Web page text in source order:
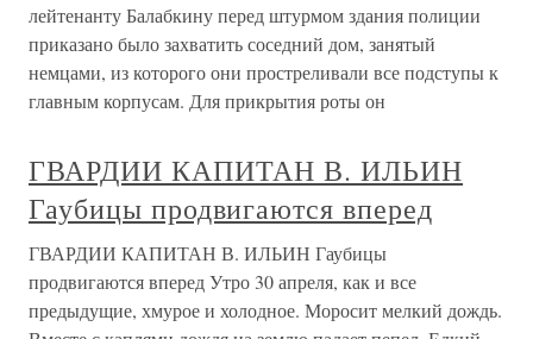
лейтенанту Балабкину перед штурмом здания полиции
приказано было захватить соседний дом, занятый
немцами, из которого они простреливали все подступы к
главным корпусам. Для прикрытия роты он
ГВАРДИИ КАПИТАН В. ИЛЬИН
Гаубицы продвигаются вперед
ГВАРДИИ КАПИТАН В. ИЛЬИН Гаубицы
продвигаются вперед Утро 30 апреля, как и все
предыдущие, хмурое и холодное. Моросит мелкий дождь.